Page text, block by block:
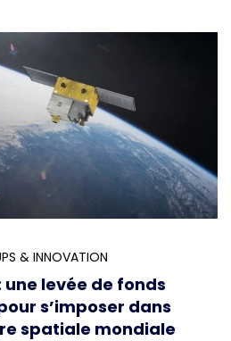
& INNOVATION
levée de fonds
s’imposer dans
spatiale mondiale